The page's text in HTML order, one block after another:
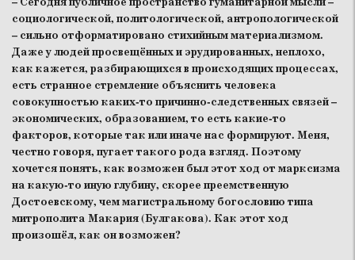
социологической, политологической, антропологической
– сильно отформатировано стихийным материализмом.
Даже у людей просвещённых и эрудированных, неплохо,
как кажется, разбирающихся в происходящих процессах,
есть странное стремление объяснить человека
совокупностью каких-то причинно-следственных связей –
экономических, образованием, то есть какие-то
факторов, которые так или иначе нас формируют. Меня,
честно говоря, пугает такого рода взгляд. Поэтому
хочется понять, как возможен был этот ход от марксизма
на какую-то иную глубину, скорее преемственную
Достоевскому, чем магистральному богословию типа
митрополита Макария (Булгакова). Как этот ход
произошёл, как он возможен?